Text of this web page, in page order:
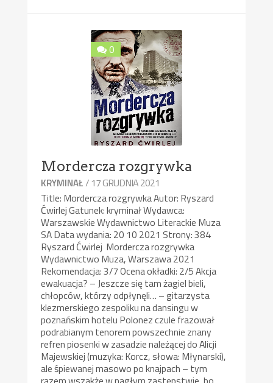
0
Mordercza rozgrywka
KRYMINAŁ/ 17 GRUDNIA 2021
Title: Mordercza rozgrywka Autor: Ryszard
Ćwirlej Gatunek: kryminał Wydawca:
Warszawskie Wydawnictwo Literackie Muza
SA Data wydania: 20 10 2021 Strony: 384
Ryszard Ćwirlej Mordercza rozgrywka
Wydawnictwo Muza, Warszawa 2021
Rekomendacja: 3/7 Ocena okładki: 2/5 Akcja
ewakuacja? – Jeszcze się tam żagiel bieli,
chłopców, którzy odpłynęli… – gitarzysta
klezmerskiego zespoliku na dansingu w
poznańskim hotelu Polonez czule frazował
podrabianym tenorem powszechnie znany
refren piosenki w zasadzie należącej do Alicji
Majewskiej (muzyka: Korcz, słowa: Młynarski),
ale śpiewanej masowo po knajpach – tym